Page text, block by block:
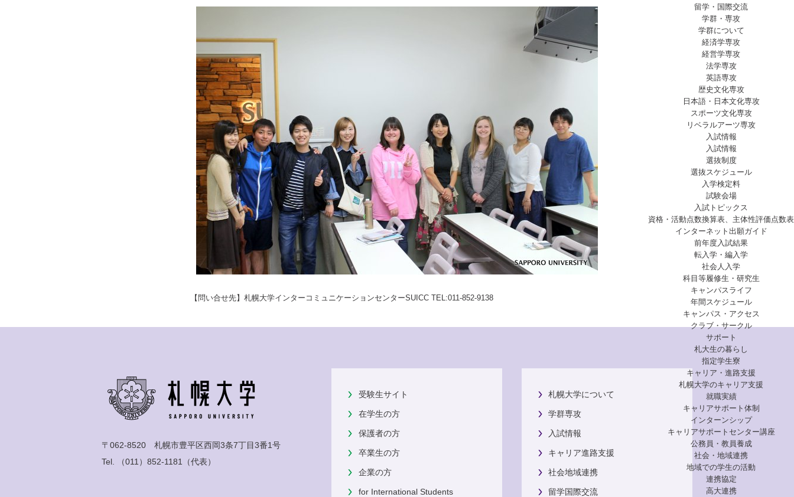
留学・国際交流
学群・専攻
学群について
経済学専攻
経営学専攻
法学専攻
英語専攻
歴史文化専攻
日本語・日本文化専攻
スポーツ文化専攻
リベラルアーツ専攻
入試情報
入試情報
選抜制度
選抜スケジュール
入学検定料
試験会場
入試トピックス
資格・活動点数換算表、主体性評価点数表
インターネット出願ガイド
前年度入試結果
転入学・編入学
社会人入学
科目等履修生・研究生
キャンパスライフ
年間スケジュール
キャンパス・アクセス
クラブ・サークル
サポート
札大生の暮らし
指定学生寮
キャリア・進路支援
札幌大学のキャリア支援
就職実績
キャリアサポート体制
インターンシップ
キャリアサポートセンター講座
公務員・教員養成
社会・地域連携
地域での学生の活動
連携協定
高大連携
【問い合せ先】札幌大学インターコミュニケーションセンターSUICC TEL:011-852-9138
〒062-8520 札幌市豊平区西岡3条7丁目3番1号
Tel.
（011）852-1181 （代表）
受験生サイト
在学生の方
保護者の方
卒業生の方
企業の方
for International Students
札幌大学について
学群専攻
入試情報
キャリア進路支援
社会地域連携
留学国際交流